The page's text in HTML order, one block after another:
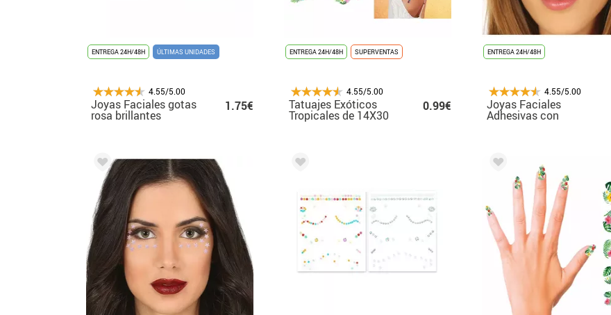
ENTREGA 24H/48H ÚLTIMAS UNIDADES
4.55/5.00
Joyas Faciales gotas
rosa brillantes
1.75€
ENTREGA 24H/48H SUPERVENTAS
4.55/5.00
Tatuajes Exóticos
Tropicales de 14X30
0.99€
ENTREGA 24H/48H
4.55/5.00
Joyas Faciales
Adhesivas con